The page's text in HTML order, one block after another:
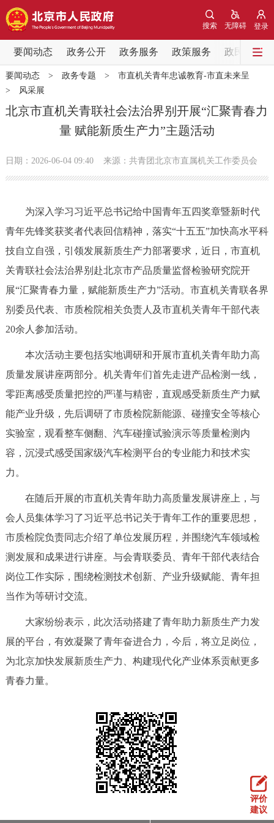
登录
无障碍
搜索
要闻动态 政务公开 政务服务 政策服务 政民互动
要闻动态
党中央精神 国务院信息 中央部委动态
北京要闻 会议信息 部门动态
市领导 机构职能 政策服务
政策兑现 政策解读 回应关切
决策公开 专题公开
个人服务 法人服务 部门服务
便民服务 利企服务 投资项目
政民互动
参与调查 在线访谈 图说互动
走进北京
绿色北京 图说北京 视频北京
ENGLISH
FRANÇAIS
العربية
要闻动态> 政务专题 > 市直机关青年忠诚教育-市直未来呈
>
风采展
北京市直机关青联社会法治界别开展“汇聚青春力
量 赋能新质生产力”主题活动
日期：2026-06-04 09:40 来源：共青团北京市直属机关工作委员会
为深入学习习近平总书记给中国青年五四奖章暨新时代
青年先锋奖获奖者代表回信精神，落实“十五五”加快高水平科
技自立自强，引领发展新质生产力部署要求，近日，市直机
关青联社会法治界别赴北京市产品质量监督检验研究院开
展“汇聚青春力量，赋能新质生产力”活动。市直机关青联各界
别委员代表、市质检院相关负责人及市直机关青年干部代表
20余人参加活动。
本次活动主要包括实地调研和开展市直机关青年助力高
质量发展讲座两部分。机关青年们首先走进产品检测一线，
零距离感受质量把控的严谨与精密，直观感受新质生产力赋
能产业升级，先后调研了市质检院新能源、碰撞安全等核心
实验室，观看整车侧翻、汽车碰撞试验演示等质量检测内
容，沉浸式感受国家级汽车检测平台的专业能力和技术实
力。
在随后开展的市直机关青年助力高质量发展讲座上，与
会人员集体学习了习近平总书记关于青年工作的重要思想，
市质检院负责同志介绍了单位发展历程，并围绕汽车领域检
测发展和成果进行讲座。与会青联委员、青年干部代表结合
岗位工作实际，围绕检测技术创新、产业升级赋能、青年担
当作为等研讨交流。
大家纷纷表示，此次活动搭建了青年助力新质生产力发
展的平台，有效凝聚了青年奋进合力，今后，将立足岗位，
为北京加快发展新质生产力、构建现代化产业体系贡献更多
青春力量。
评价
建议